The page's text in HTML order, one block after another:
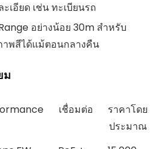
เอียด เช่น ทะเบียนรถ
อย่างน้อย 30m สำหรับ
พสีได้แม้ตอนกลางคืน
ม
เชื่อมต่อ
ราคาโดย
ประมาณ